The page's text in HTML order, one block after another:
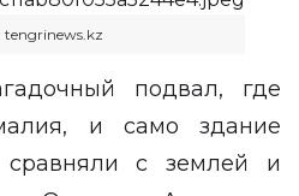
подвал, где
и само здание
с землей и